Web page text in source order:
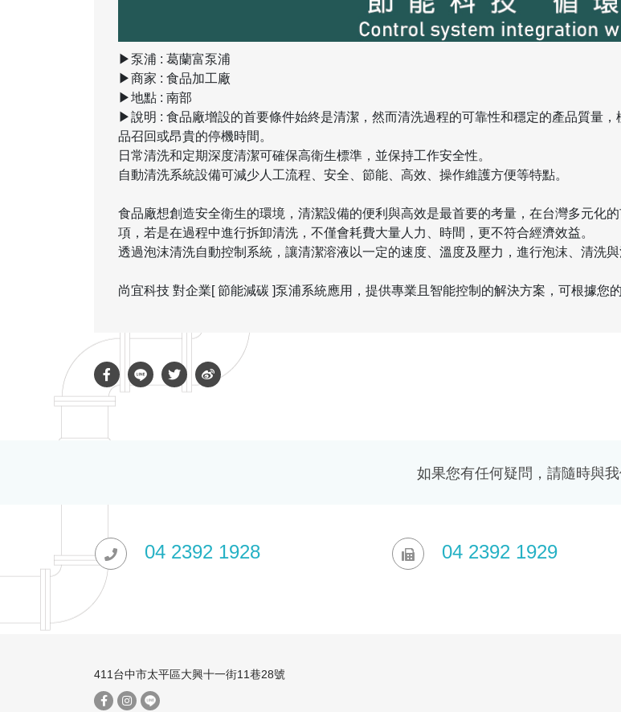
▶泵浦 : 葛蘭富泵浦
▶商家 : 食品加工廠
▶地點 : 南部
▶說明 : 食品廠增設的首要條件始終是清潔，然而清洗過程的可靠性和穩定的產品質量
品召回或昂貴的停機時間。
日常清洗和定期深度清潔可確保高衛生標準，並保持工作安全性。
自動清洗系統設備可減少人工流程、安全、節能、高效、操作維護方便等特點。
食品廠想創造安全衛生的環境，清潔設備的便利與高效是最首要的考量，在台灣多元化
項，若是在過程中進行拆卸清洗，不僅會耗費大量人力、時間，更不符合經濟效益。
透過泡沫清洗自動控制系統，讓清潔溶液以一定的速度、溫度及壓力，進行泡沫、清洗
尚宜科技 對企業[ 節能減碳 ]泵浦系統應用，提供專業且智能控制的解決方案，可根據您
如果您有任何疑問，請隨時與
04 2392 1928 04 2392 1929
411台中市太平區大興十一街11巷28號